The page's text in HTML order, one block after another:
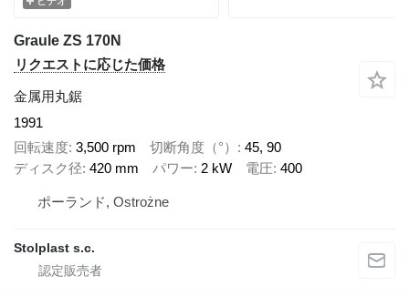
Graule ZS 170N
リクエストに応じた価格
金属用丸鋸
1991
回転速度 3,500 rpm 切断角度（°）
45, 90
ディスク径 420 mm パワー 2 kW 電圧 400
ポーランド, Ostrożne
Stolplast s.c.